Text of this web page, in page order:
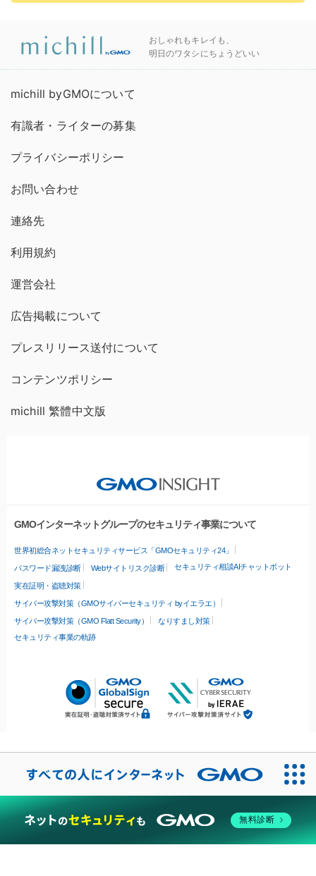
おしゃれもキレイも、
明日のワタシにちょうどいい
michill byGMOについて
有識者・ライターの募集
プライバシーポリシー
お問い合わせ
連絡先
利用規約
運営会社
広告掲載について
プレスリリース送付について
コンテンツポリシー
michill 繁體中文版
GMOインターネットグループのセキュリティ事業について
世界初総合ネットセキュリティサービス「GMOセキュリティ24」
パスワード漏洩診断 Webサイトリスク診断 セキュリティ相談AIチャットボット
実在証明・盗聴対策
サイバー攻撃対策（GMOサイバーセキュリティ byイエラエ）
サイバー攻撃対策（GMO Flatt Security）
なりすまし対策
セキュリティ事業の軌跡
無料診断